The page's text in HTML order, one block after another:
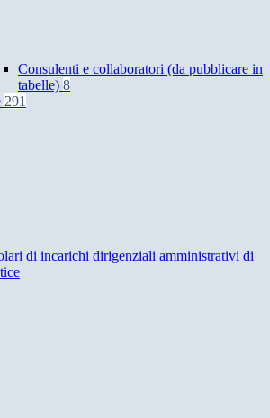
Consulenti e collaboratori (da pubblicare in
tabelle) 8
291
di incarichi dirigenziali amministrativi di